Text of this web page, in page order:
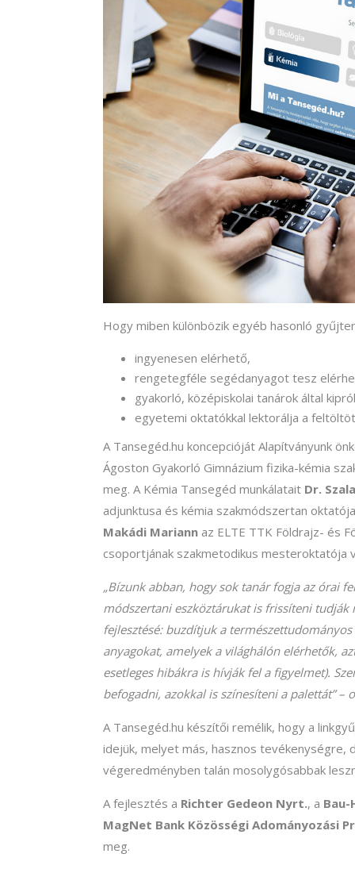
Hogy miben különbözik egyéb hasonló
ingyenesen elérhető,
rengetegféle segédanyagot tesz
gyakorló, középiskolai tanárok által
egyetemi oktatókkal lektorálja a
A Tansegéd.hu koncepcióját Alapítványunk
Ágoston Gyakorló Gimnázium fizika-kémia
meg. A Kémia Tansegéd munkálatait Dr.
adjunktusa és kémia szakmódszertan
Makádi Mariann az ELTE TTK Földrajz- és
csoportjának szakmetodikus mesteroktatója
„Bízunk abban, hogy sok tanár fogja az órai
módszertani eszköztárukat is frissíteni tudják
fejlesztésé: buzdítjuk a
anyagokat, amelyek a világhálón elérhetők,
esetleges hibákra is hívják fel a figyelmet).
befogadni, azokkal is színesíteni a palettát”–
A Tansegéd.hu készítői remélik, hogy a
idejük, melyet más, hasznos tevékenységre,
végeredményben talán mosolygósabbak
A fejlesztés a Richter Gedeon Nyrt., a Bau-
MagNet Bank Közösségi Adományozási
meg.